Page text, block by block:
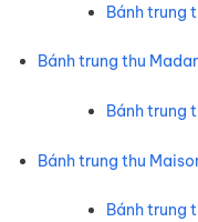
Bánh trung
Bánh trung thu
Bánh trung
Bánh trung thu
Bánh trung